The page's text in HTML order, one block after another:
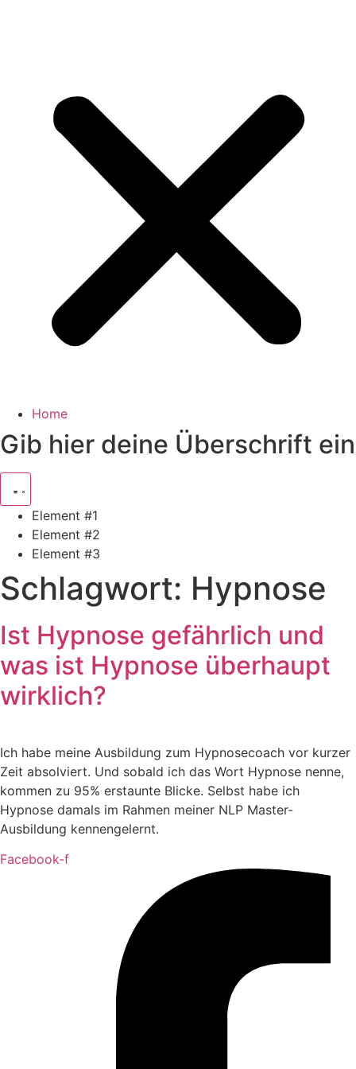
Home
Gib hier deine Überschrift ein
Element #1
Element #2
Element #3
Schlagwort: Hypnose
Ist Hypnose gefährlich und
was ist Hypnose überhaupt
wirklich?
Ich habe meine Ausbildung zum Hypnosecoach vor kurzer
Zeit absolviert. Und sobald ich das Wort Hypnose nenne,
kommen zu 95% erstaunte Blicke. Selbst habe ich
Hypnose damals im Rahmen meiner NLP Master-
Ausbildung kennengelernt.
Facebook-f